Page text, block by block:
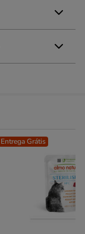
Entrega Grátis